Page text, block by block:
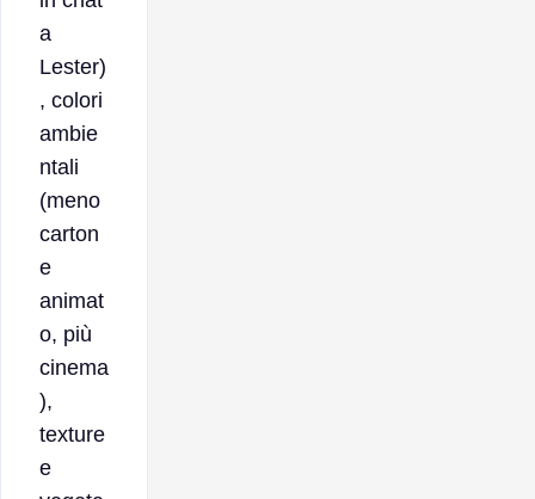
a
Lester)
, colori
ambie
ntali
(meno
carton
e
animat
o, più
cinema
),
texture
e